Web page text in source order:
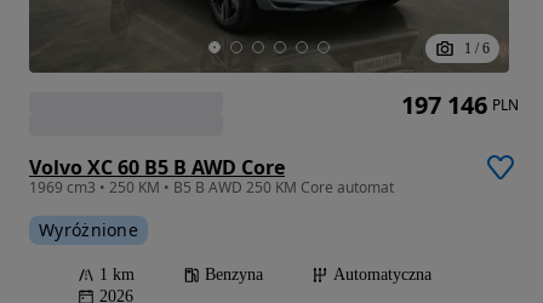
1 / 6
Volvo XC 60 B5 B AWD Core
1969 cm3 • 250 KM • B5 B AWD 250 KM Core automat
Wyróżnione
1 km Benzyna
Automatyczna
2026
197 146 PLN